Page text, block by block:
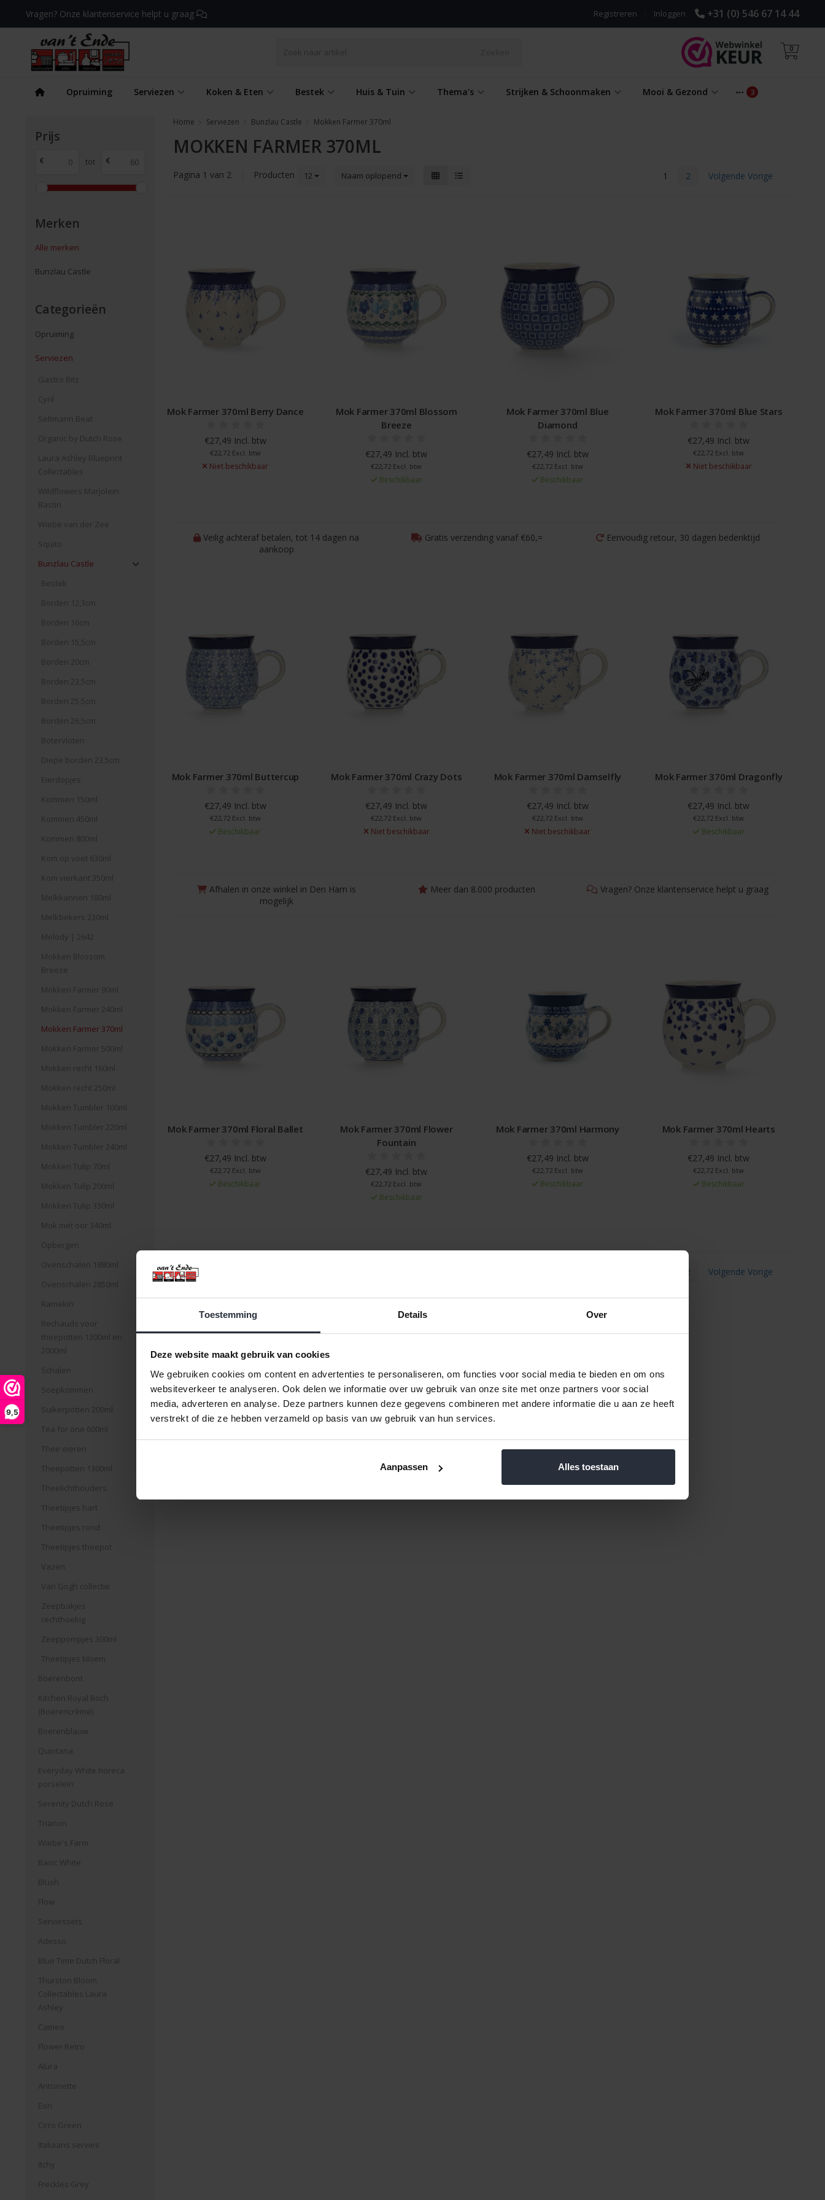
Toestemming Details Over
Deze website maakt gebruik van cookies
We gebruiken cookies om content en advertenties te personaliseren, om functies voor social media te bieden en om ons
websiteverkeer te analyseren. Ook delen we informatie over uw gebruik van onze site met onze partners voor social
media, adverteren en analyse. Deze partners kunnen deze gegevens combineren met andere informatie die u aan ze heeft
verstrekt of die ze hebben verzameld op basis van uw gebruik van hun services.
Aanpassen Alles toestaan
9,5
Vragen? Onze klantenservice helpt u graag +31 (0) 546 67 14 44
Inloggen
Registreren
0
Opruiming Serviezen Koken & Eten Bestek Huis & Tuin Thema's Strijken & Schoonmaken Mooi & Gezond
Prijs
€ tot €
Merken
Alle merken
Bunzlau Castle
Categorieën
Opruiming
Serviezen
Gastro Bitz
Cyril
Seltmann Beat
Organic by Dutch Rose
Laura Ashley Blueprint
Collectables
Wildflowers Marjolein
Bastin
Wiebe van der Zee
Squito
Bunzlau Castle
Bestek
Borden 12,3cm
Borden 16cm
Borden 15,5cm
Borden 20cm
Borden 23,5cm
Borden 25,5cm
Borden 26,5cm
Botervloten
Diepe borden 23,5cm
Eierdopjes
Kommen 150ml
Kommen 450ml
Kommen 800ml
Kom op voet 630ml
Kom vierkant 350ml
Melkkannen 180ml
Melkbekers 230ml
Melody | 2642
Mokken Blossom
Breeze
Mokken Farmer 90ml
Mokken Farmer 240ml
Mokken Farmer 370ml
Mokken Farmer 500ml
Mokken recht 160ml
Mokken recht 250ml
Mokken Tumbler 100ml
Mokken Tumbler 220ml
Mokken Tumbler 240ml
Mokken Tulip 70ml
Mokken Tulip 200ml
Mokken Tulip 330ml
Mok met oor 340ml
Opbergen
Ovenschalen 1880ml
Ovenschalen 2850ml
Ramekin
Rechauds voor
theepotten 1300ml en
2000ml
Schalen
Soepkommen
Suikerpotten 200ml
Tea for one 600ml
Thee eieren
Theepotten 1300ml
Theelichthouders
Theetipjes hart
Theetipjes rond
Theetipjes theepot
Vazen
Van Gogh collectie
Zeepbakjes
rechthoekig
Zeeppompjes 300ml
Theetipjes bloem
Boerenbont
Kitchen Royal Boch
(Boerencrème)
Boerenblauw
Quintana
Everyday White horeca
porselein
Serenity Dutch Rose
Trianon
Wiebe's Farm
Basic White
Blush
Flow
Serviessets
Adesso
Blue Time Dutch Floral
Thurston Bloom
Collectables Laura
Ashley
Cameo
Flower Retro
Alura
Antoinette
Eon
Cirro Green
Italiaans servies
Itchy
Freckles Grey
Home Serviezen Bunzlau Castle Mokken Farmer 370ml
MOKKEN FARMER 370ML
Pagina 1 van 2 Producten 12 Naam oplopend 1 2 Volgende Vorige
Mok Farmer 370ml Berry Dance
€27,49 Incl. btw
€22,72 Excl. btw
Niet beschikbaar
Mok Farmer 370ml Blossom
Breeze
€27,49 Incl. btw
€22,72 Excl. btw
Beschikbaar
Mok Farmer 370ml Blue
Diamond
€27,49 Incl. btw
€22,72 Excl. btw
Beschikbaar
Mok Farmer 370ml Blue Stars
€27,49 Incl. btw
€22,72 Excl. btw
Niet beschikbaar
Veilig achteraf betalen, tot 14 dagen na
aankoop
Gratis verzending vanaf €60,= Eenvoudig retour, 30 dagen bedenktijd
Mok Farmer 370ml Buttercup
€27,49 Incl. btw
€22,72 Excl. btw
Beschikbaar
Mok Farmer 370ml Crazy Dots
€27,49 Incl. btw
€22,72 Excl. btw
Niet beschikbaar
Mok Farmer 370ml Damselfly
€27,49 Incl. btw
€22,72 Excl. btw
Niet beschikbaar
Mok Farmer 370ml Dragonfly
€27,49 Incl. btw
€22,72 Excl. btw
Beschikbaar
Afhalen in onze winkel in Den Ham is
mogelijk
Meer dan 8.000 producten Vragen? Onze klantenservice helpt u graag
Mok Farmer 370ml Floral Ballet
€27,49 Incl. btw
€22,72 Excl. btw
Beschikbaar
Mok Farmer 370ml Flower
Fountain
€27,49 Incl. btw
€22,72 Excl. btw
Beschikbaar
Mok Farmer 370ml Harmony
€27,49 Incl. btw
€22,72 Excl. btw
Beschikbaar
Mok Farmer 370ml Hearts
€27,49 Incl. btw
€22,72 Excl. btw
Beschikbaar
Pagina 1 van 2 2 Volgende Vorige